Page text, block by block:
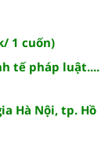
1 cuốn)
tế pháp luật....
Hà Nội, tp. Hồ